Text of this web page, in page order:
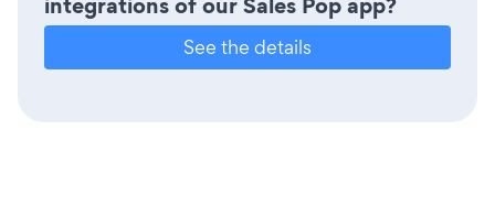
See the details